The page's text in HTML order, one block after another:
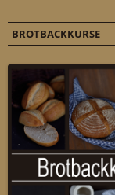
BROTBACKKURSE